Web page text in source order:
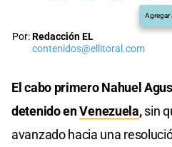
Agregar
Por:Redacción EL
contenidos@ellitoral.com
El cabo primero Nahuel
detenido enVenezuela,sin
avanzado hacia una